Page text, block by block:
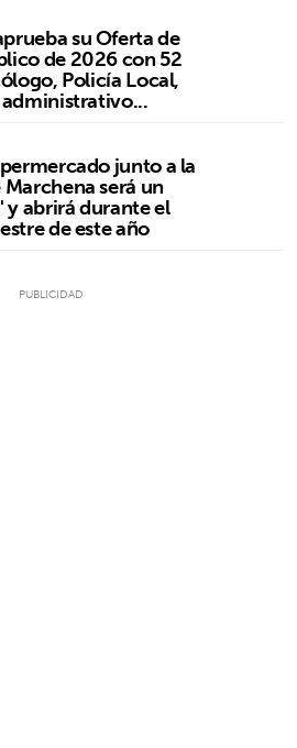
su Oferta de
de 2026 con 52
Policía Local,
junto a la
será un
y abrirá durante el
de este año